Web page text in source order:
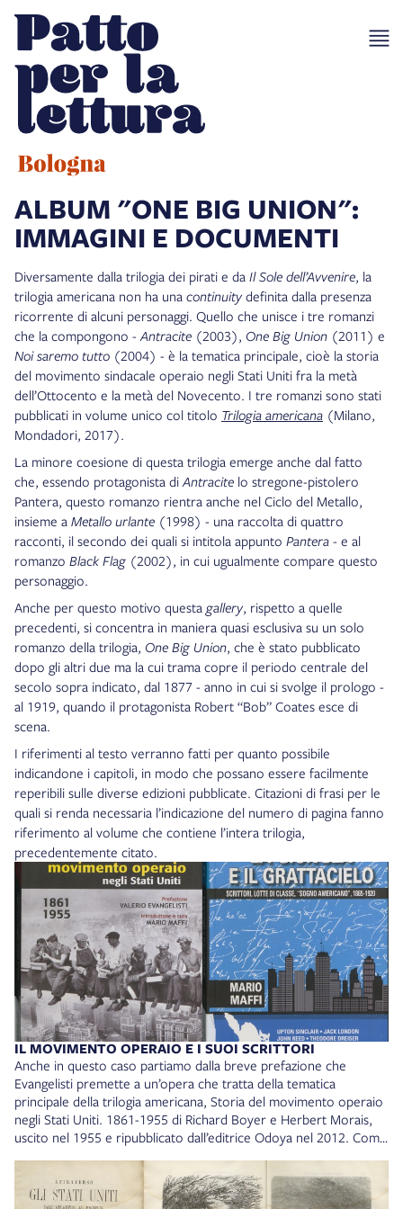
ALBUM "ONE BIG UNION":
IMMAGINI E DOCUMENTI
Diversamente dalla trilogia dei pirati e da Il Sole dell’Avvenire, la
trilogia americana non ha una continuitydefinita dalla presenza
ricorrente di alcuni personaggi. Quello che unisce i tre romanzi
che la compongono -Antracite (2003), One Big Union (2011) e
Noi saremo tutto (2004) - è la tematica principale, cioè la storia
del movimento sindacale operaio negli Stati Uniti fra la metà
dell’Ottocento e la metà del Novecento. I tre romanzi sono stati
pubblicati in volume unico col titolo Trilogia americana (Milano,
Mondadori, 2017).
La minore coesione di questa trilogia emerge anche dal fatto
che, essendo protagonista diAntracite lo stregone-pistolero
Pantera, questo romanzo rientra anche nel Ciclo del Metallo,
insieme a Metallo urlante (1998) - una raccolta di quattro
racconti, il secondo dei quali si intitola appunto Pantera - e al
romanzo Black Flag (2002), in cui ugualmente compare questo
personaggio.
Anche per questo motivo questa gallery, rispetto a quelle
precedenti, si concentra in maniera quasi esclusiva su un solo
romanzo della trilogia, One Big Union, che è stato pubblicato
dopo gli altri due ma la cui trama copre il periodo centrale del
secolo sopra indicato, dal 1877 - anno in cui si svolge il prologo -
al 1919, quando il protagonista Robert “Bob” Coates esce di
scena.
I riferimenti al testo verranno fatti per quanto possibile
indicandone i capitoli, in modo che possano essere facilmente
reperibili sulle diverse edizioni pubblicate. Citazioni di frasi per le
quali si renda necessaria l’indicazione del numero di pagina fanno
riferimento al volume che contiene l’intera trilogia,
precedentemente citato.
IL MOVIMENTO OPERAIO E I SUOI SCRITTORI
Anche in questo caso partiamo dalla breve prefazione che
Evangelisti premette a un’opera che tratta della tematica
principale della trilogia americana, Storia del movimento operaio
negli Stati Uniti. 1861-1955 di Richard Boyer e Herbert Morais,
uscito nel 1955 e ripubblicato dall’editrice Odoya nel 2012. Come
L’antagonismo cancellato, Evangelisti va oltre l’opera che sta
introducendo, inserendola all’interno di un contesto più ampio. Il